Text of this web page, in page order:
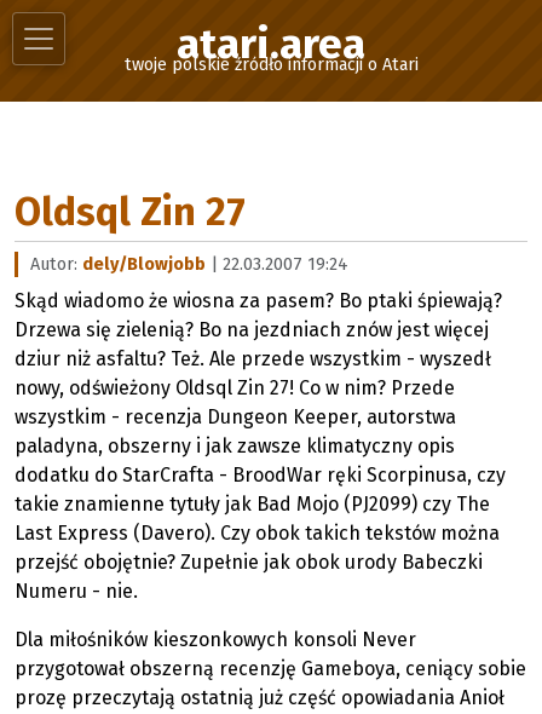
atari.area
twoje polskie źródło informacji o Atari
Oldsql Zin 27
Autor: dely/Blowjobb | 22.03.2007 19:24
Skąd wiadomo że wiosna za pasem? Bo ptaki śpiewają?
Drzewa się zielenią? Bo na jezdniach znów jest więcej
dziur niż asfaltu? Też. Ale przede wszystkim - wyszedł
nowy, odświeżony Oldsql Zin 27! Co w nim? Przede
wszystkim - recenzja Dungeon Keeper, autorstwa
paladyna, obszerny i jak zawsze klimatyczny opis
dodatku do StarCrafta - BroodWar ręki Scorpinusa, czy
takie znamienne tytuły jak Bad Mojo (PJ2099) czy The
Last Express (Davero). Czy obok takich tekstów można
przejść obojętnie? Zupełnie jak obok urody Babeczki
Numeru - nie.
Dla miłośników kieszonkowych konsoli Never
przygotował obszerną recenzję Gameboya, ceniący sobie
prozę przeczytają ostatnią już część opowiadania Anioł